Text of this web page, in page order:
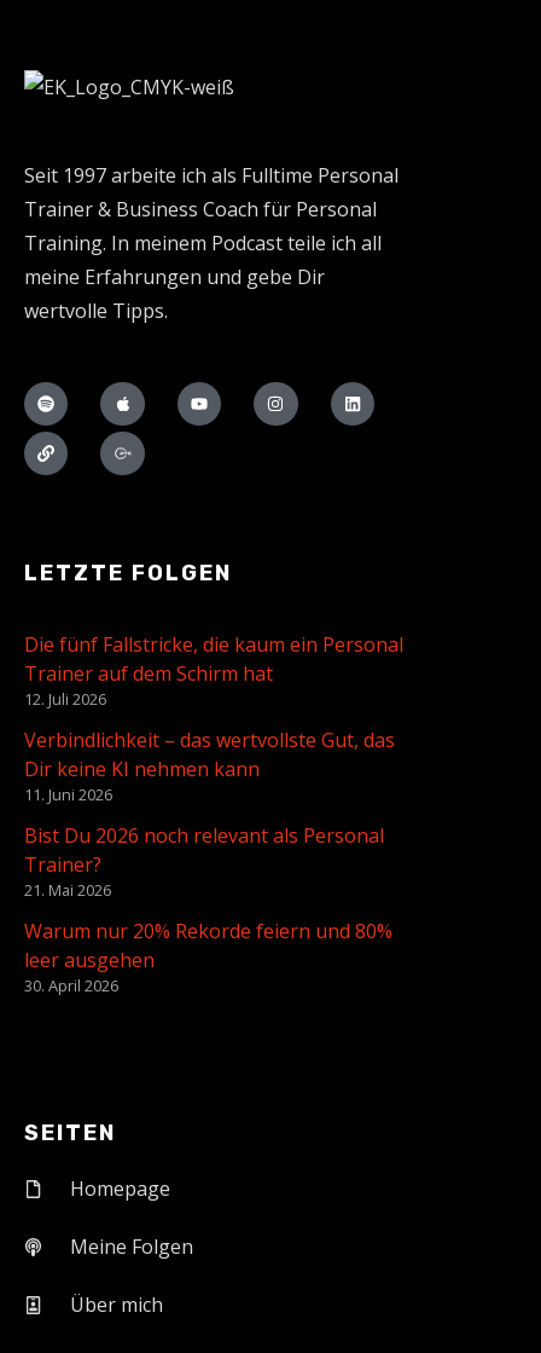
Seit 1997 arbeite ich als Fulltime Personal
Trainer & Business Coach für Personal
Training. In meinem Podcast teile ich all
meine Erfahrungen und gebe Dir
wertvolle Tipps.
LETZTE FOLGEN
Die fünf Fallstricke, die kaum ein Personal
Trainer auf dem Schirm hat
12. Juli 2026
Verbindlichkeit – das wertvollste Gut, das
Dir keine KI nehmen kann
11. Juni 2026
Bist Du 2026 noch relevant als Personal
Trainer?
21. Mai 2026
Warum nur 20% Rekorde feiern und 80%
leer ausgehen
30. April 2026
SEITEN
Homepage
Meine Folgen
Über mich